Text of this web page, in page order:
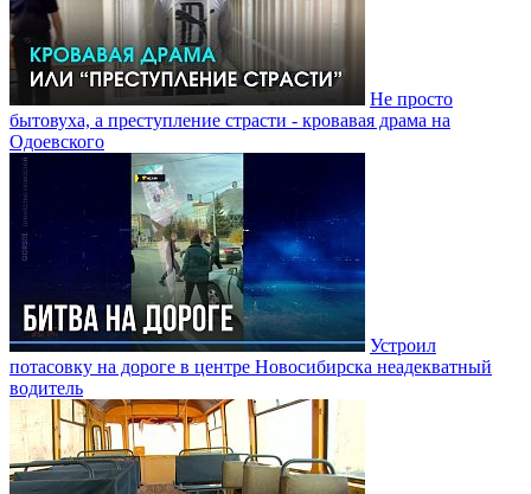
Не просто
бытовуха, а преступление страсти - кровавая драма на
Одоевского
Устроил
потасовку на дороге в центре Новосибирска неадекватный
водитель